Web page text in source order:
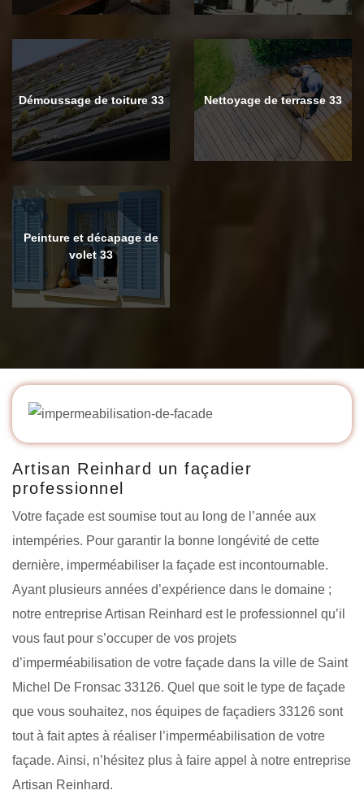
Démoussage de toiture 33 Nettoyage de terrasse 33
Peinture et décapage de
volet 33
Artisan Reinhard un façadier
professionnel
Votre façade est soumise tout au long de l’année aux
intempéries. Pour garantir la bonne longévité de cette
dernière, imperméabiliser la façade est incontournable.
Ayant plusieurs années d’expérience dans le domaine ;
notre entreprise Artisan Reinhard est le professionnel qu’il
vous faut pour s’occuper de vos projets
d’imperméabilisation de votre façade dans la ville de Saint
Michel De Fronsac 33126. Quel que soit le type de façade
que vous souhaitez, nos équipes de façadiers 33126 sont
tout à fait aptes à réaliser l’imperméabilisation de votre
façade. Ainsi, n’hésitez plus à faire appel à notre entreprise
Artisan Reinhard.